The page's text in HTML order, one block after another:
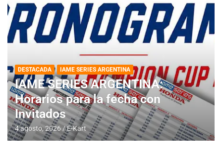
DESTACADA IAME SERIES ARGENTINA
IAME SERIES ARGENTINA:
Horarios para la fecha con
Invitados
4 agosto, 2026 E-Kart